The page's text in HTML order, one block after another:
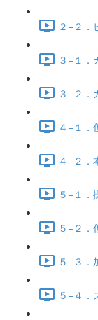
２−２．
３−１．
３−２．
４−１．
４−２．
５−１．
５−２．
５−３．
５−４．